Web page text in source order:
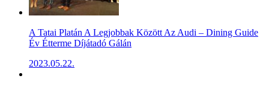
A Tatai Platán A Legjobbak Között Az Audi – Dining Guide
Év Étterme Díjátadó Gálán
2023.05.22.